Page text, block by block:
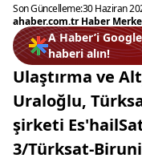
Son Güncelleme:30 Haziran
ahaber.com.tr Haber
A Haber’i
haberi alın!
Ulaştırma ve
Uraloğlu,
şirketi
3/Türksat-